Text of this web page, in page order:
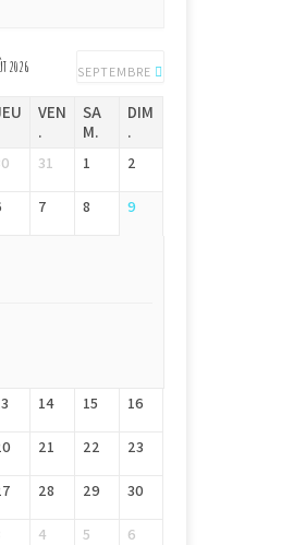
2026 SEPTEMBRE
VEN
.
SA
M.
DIM
.
31 1 2
7 8 9
14 15 16
21 22 23
28 29 30
4 5 6